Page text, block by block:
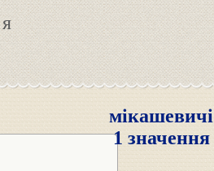
я
мікашевичі
1 значення